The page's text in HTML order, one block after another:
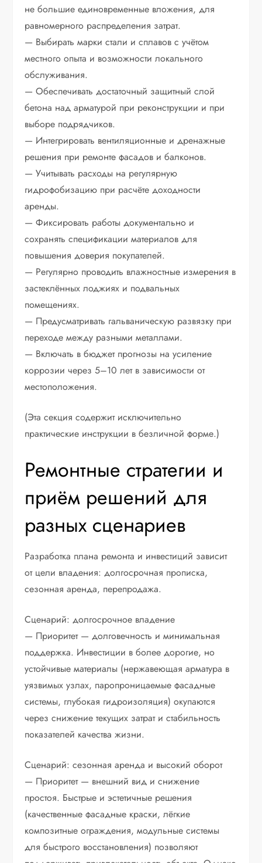
не большие единовременные вложения, для
равномерного распределения затрат.
— Выбирать марки стали и сплавов с учётом
местного опыта и возможности локального
обслуживания.
— Обеспечивать достаточный защитный слой
бетона над арматурой при реконструкции и при
выборе подрядчиков.
— Интегрировать вентиляционные и дренажные
решения при ремонте фасадов и балконов.
— Учитывать расходы на регулярную
гидрофобизацию при расчёте доходности
аренды.
— Фиксировать работы документально и
сохранять спецификации материалов для
повышения доверия покупателей.
— Регулярно проводить влажностные измерения в
застеклённых лоджиях и подвальных
помещениях.
— Предусматривать гальваническую развязку при
переходе между разными металлами.
— Включать в бюджет прогнозы на усиление
коррозии через 5–10 лет в зависимости от
местоположения.
(Эта секция содержит исключительно
практические инструкции в безличной форме.)
Ремонтные стратегии и
приём решений для
разных сценариев
Разработка плана ремонта и инвестиций зависит
от цели владения: долгосрочная прописка,
сезонная аренда, перепродажа.
Сценарий: долгосрочное владение
— Приоритет — долговечность и минимальная
поддержка. Инвестиции в более дорогие, но
устойчивые материалы (нержавеющая арматура в
уязвимых узлах, паропроницаемые фасадные
системы, глубокая гидроизоляция) окупаются
через снижение текущих затрат и стабильность
показателей качества жизни.
Сценарий: сезонная аренда и высокий оборот
— Приоритет — внешний вид и снижение
простоя. Быстрые и эстетичные решения
(качественные фасадные краски, лёгкие
композитные ограждения, модульные системы
для быстрого восстановления) позволяют